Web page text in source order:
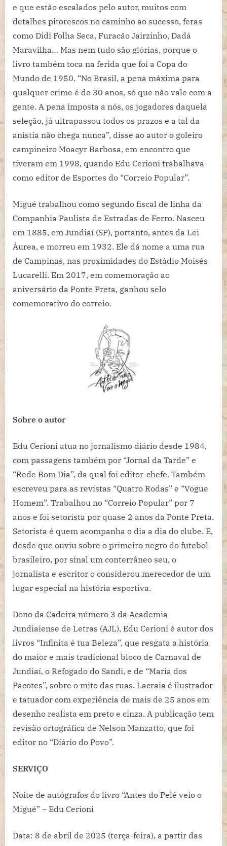
e que estão escalados pelo autor, muitos com
detalhes pitorescos no caminho ao sucesso, feras
como Didi Folha Seca, Furacão Jairzinho, Dadá
Maravilha… Mas nem tudo são glórias, porque o
livro também toca na ferida que foi a Copa do
Mundo de 1950. “No Brasil, a pena máxima para
qualquer crime é de 30 anos, só que não vale com a
gente. A pena imposta a nós, os jogadores daquela
seleção, já ultrapassou todos os prazos e a tal da
anistia não chega nunca”, disse ao autor o goleiro
campineiro Moacyr Barbosa, em encontro que
tiveram em 1998, quando Edu Cerioni trabalhava
como editor de Esportes do “Correio Popular”.
Migué trabalhou como segundo fiscal de linha da
Companhia Paulista de Estradas de Ferro. Nasceu
em 1885, em Jundiaí (SP), portanto, antes da Lei
Áurea, e morreu em 1932. Ele dá nome a uma rua
de Campinas, nas proximidades do Estádio Moisés
Lucarelli. Em 2017, em comemoração ao
aniversário da Ponte Preta, ganhou selo
comemorativo do correio.
Sobre o autor
Edu Cerioni atua no jornalismo diário desde 1984,
com passagens também por “Jornal da Tarde” e
“Rede Bom Dia”, da qual foi editor-chefe. Também
escreveu para as revistas “Quatro Rodas” e “Vogue
Homem”. Trabalhou no “Correio Popular” por 7
anos e foi setorista por quase 2 anos da Ponte Preta.
Setorista é quem acompanha o dia a dia do clube. E,
desde que ouviu sobre o primeiro negro do futebol
brasileiro, por sinal um conterrâneo seu, o
jornalista e escritor o considerou merecedor de um
lugar especial na história esportiva.
Dono da Cadeira número 3 da Academia
Jundiaiense de Letras (AJL), Edu Cerioni é autor dos
livros “Infinita é tua Beleza”, que resgata a história
do maior e mais tradicional bloco de Carnaval de
Jundiaí, o Refogado do Sandi, e de “Maria dos
Pacotes”, sobre o mito das ruas. Lacraia é ilustrador
e tatuador com experiência de mais de 25 anos em
desenho realista em preto e cinza. A publicação tem
revisão ortográfica de Nelson Manzatto, que foi
editor no “Diário do Povo”.
SERVIÇO
Noite de autógrafos do livro “Antes do Pelé veio o
Migué” – Edu Cerioni
Data: 8 de abril de 2025 (terça-feira), a partir das